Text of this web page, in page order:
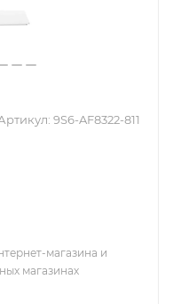
9S6-AF8322-811
магазина и
магазинах